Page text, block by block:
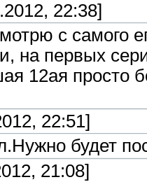
22:38]
с самого
на первых
12ая просто
22:51]
будет
21:08]